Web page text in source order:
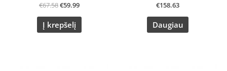
€67.58€59.99
Į krepšelį
€158.63
Daugiau